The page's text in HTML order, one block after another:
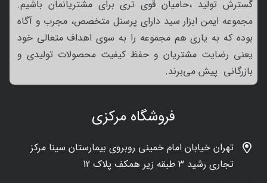
فروشگاه مرکزی
تهران خیابان امام خمینی روبروی بیمارستان سینا مرکز
تجاری رشید 3 طبقه زیر همکف پلاک 12
گسترش تولید ،حامیان قوی تری برای مشتریانمان باشیم.
مجموعه ایمن ابزار سید دارای پرسنل متخصص، مجرب و آگاه
بوده که به یاری هم مجموعه را به سوی اهداف متعالی خود
یعنی رضایت مشتریان و حفظ کیفیت محصولات تولیدی و
بازرگانی پیش می‌برند.